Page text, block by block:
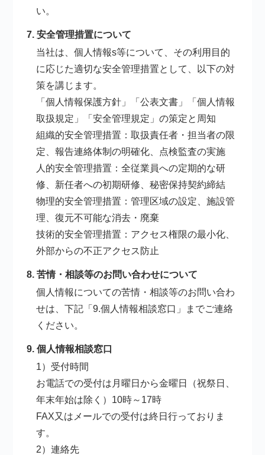
い。
7. 安全管理措置について
当社は、個人情報s等について、その利用目的
に応じた適切な安全管理措置として、以下の対
策を講じます。
「個人情報保護方針」「公表文書」「個人情報
取扱規定」「安全管理規定」の策定と周知
組織的安全管理措置：取扱責任者・担当者の限
定、報告連絡体制の明確化、点検監査の実施
人的安全管理措置：全従業員への定期的な研
修、新任者への初期研修、秘密保持契約締結
物理的安全管理措置：管理区域の設定、施設管
理、復元不可能な消去・廃棄
技術的安全管理措置：アクセス権限の最小化、
外部からの不正アクセス防止
8. 苦情・相談等のお問い合わせについて
個人情報についての苦情・相談等のお問い合わ
せは、下記「9.個人情報相談窓口」までご連絡
ください。
9. 個人情報相談窓口
1）受付時間
お電話での受付は月曜日から金曜日（祝祭日、
年末年始は除く）10時～17時
FAX又はメールでの受付は終日行っておりま
す。
2）連絡先